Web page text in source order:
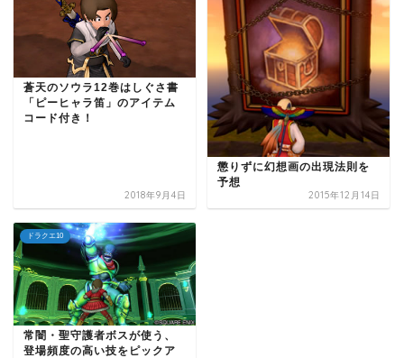
蒼天のソウラ12巻はしぐさ書
「ピーヒャラ笛」のアイテム
コード付き！
2018年9月4日
懲りずに幻想画の出現法則を
予想
2015年12月14日
ドラクエ10
常闇・聖守護者ボスが使う、
登場頻度の高い技をピックア